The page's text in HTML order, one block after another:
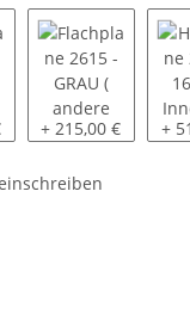
Einhaken in die
2615 - GRAU (
Flachplane 2615 -
+ 215,00 € +